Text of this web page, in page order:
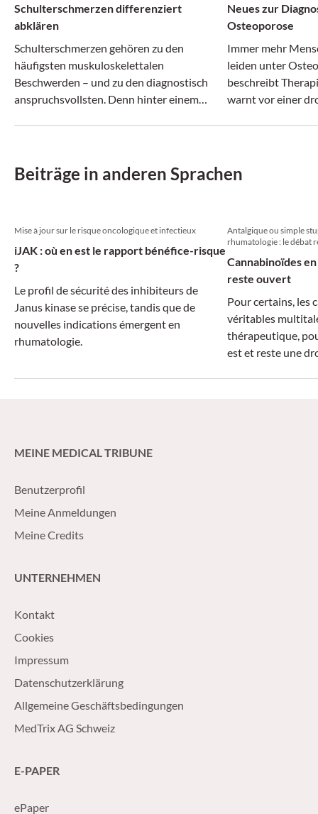
Schulterschmerzen differenziert
abklären
Schulterschmerzen gehören zu den
häufigsten muskuloskelettalen
Beschwerden – und zu den diagnostisch
anspruchsvollsten. Denn hinter einem
Neues zur
Osteoporose
Immer mehr
leiden unter
beschreibt
warnt vor einer
Beiträge in anderen Sprachen
Mise à jour sur le risque oncologique et infectieux
iJAK : où en est le rapport bénéfice-risque
?
Le profil de sécurité des inhibiteurs de
Janus kinase se précise, tandis que de
nouvelles indications émergent en
rhumatologie.
Antalgique ou simple
rhumatologie : le débat
Cannabinoïdes
reste ouvert
Pour certains, les
véritables
thérapeutique,
est et reste une
MEINE MEDICAL TRIBUNE
Benutzerprofil
Meine Anmeldungen
Meine Credits
UNTERNEHMEN
Kontakt
Cookies
Impressum
Datenschutzerklärung
Allgemeine Geschäftsbedingungen
MedTrix AG Schweiz
E-PAPER
ePaper